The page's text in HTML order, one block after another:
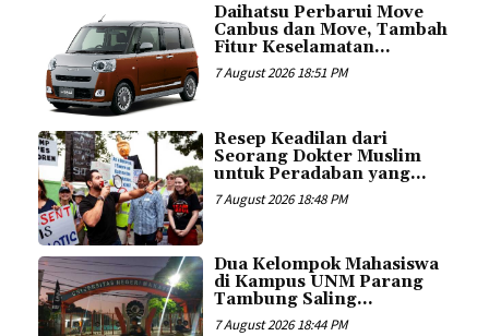
Daihatsu Perbarui Move
Canbus dan Move, Tambah
Fitur Keselamatan...
7 August 2026 18:51 PM
Resep Keadilan dari
Seorang Dokter Muslim
untuk Peradaban yang...
7 August 2026 18:48 PM
Dua Kelompok Mahasiswa
di Kampus UNM Parang
Tambung Saling...
7 August 2026 18:44 PM